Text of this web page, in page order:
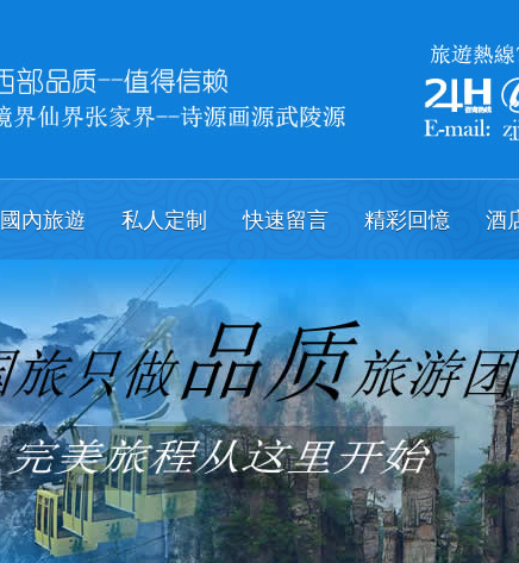
國內旅遊 私人定制 快速留言 精彩回憶 酒